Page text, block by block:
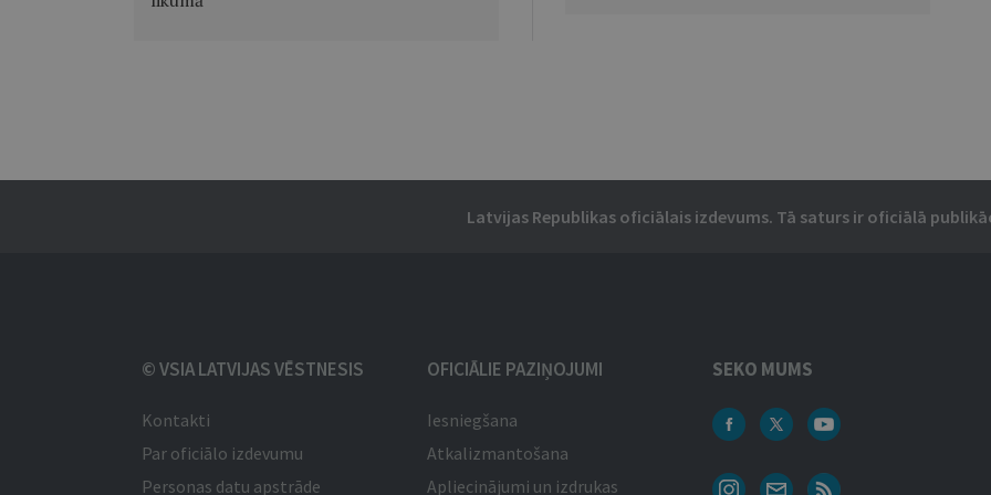
Latvijas Republikas oficiālais izdevums. Tā saturs ir oficiālā
© VSIA LATVIJAS VĒSTNESIS
Kontakti
Par oficiālo izdevumu
Personas datu apstrāde
OFICIĀLIE PAZIŅOJUMI
Iesniegšana
Atkalizmantošana
Apliecinājumi un izdrukas
SEKO MUMS